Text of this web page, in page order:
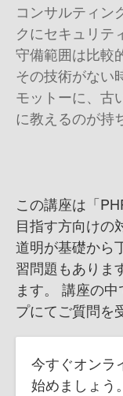
コンサルティン
クにセキュリテ
守備範囲は比較
その技術がない
モットーに、古
に教えるのが持
この講座は「
目指す方向けの
道明が基礎から
習問題もありま
ます。 講座の
プにてご質問を
今すぐオンラ
始めましょう。